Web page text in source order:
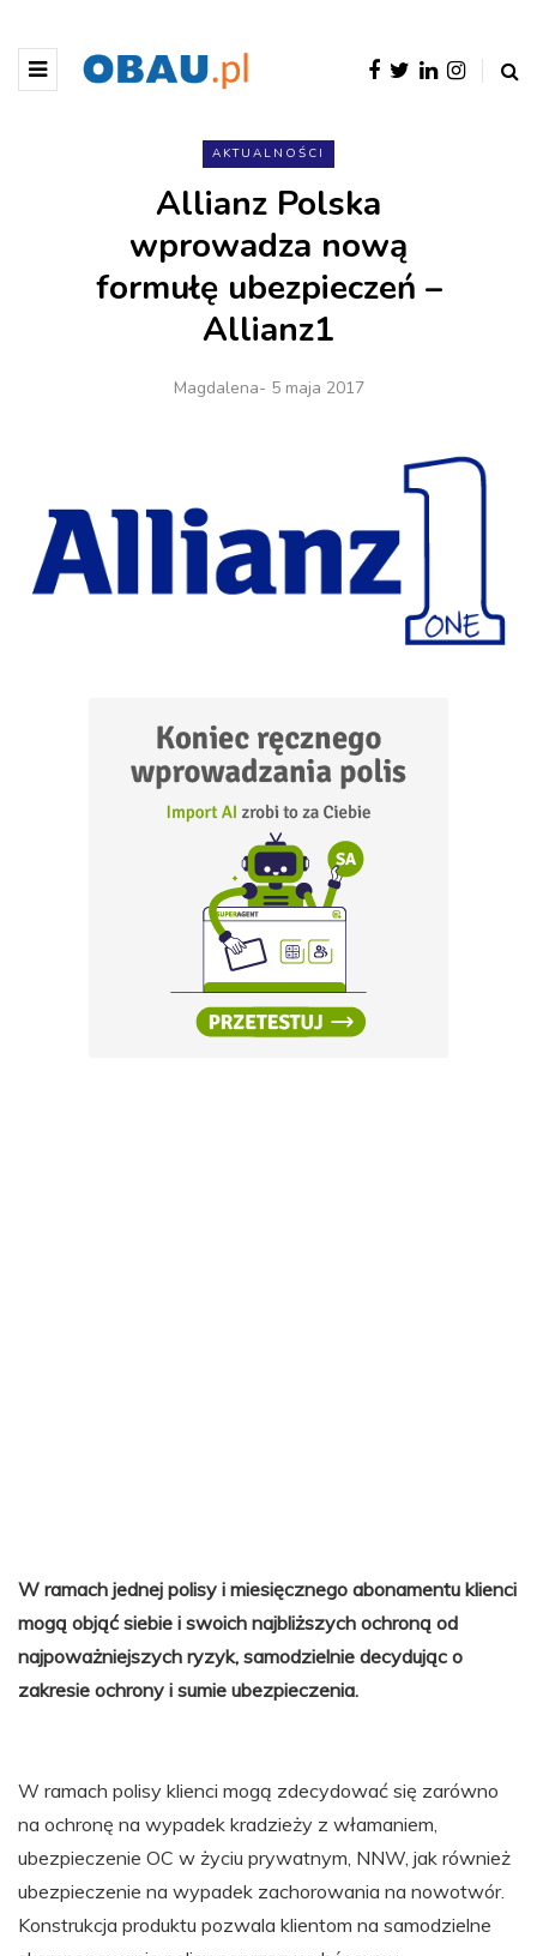
AKTUALNOŚCI
Allianz Polska
wprowadza nową
formułę ubezpieczeń –
Allianz1
Magdalena- 5 maja 2017
W ramach jednej polisy i miesięcznego abonamentu klienci
mogą objąć siebie i swoich najbliższych ochroną od
najpoważniejszych ryzyk, samodzielnie decydując o
zakresie ochrony i sumie ubezpieczenia.
W ramach polisy klienci mogą zdecydować się zarówno
na ochronę na wypadek kradzieży z włamaniem,
ubezpieczenie OC w życiu prywatnym, NNW, jak również
ubezpieczenie na wypadek zachorowania na nowotwór.
Konstrukcja produktu pozwala klientom na samodzielne